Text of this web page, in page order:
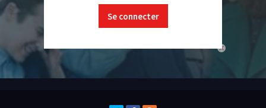
close
Se connecter